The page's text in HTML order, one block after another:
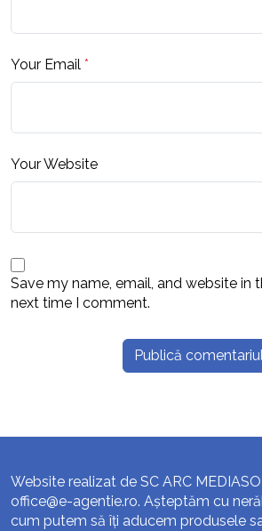
Your Email *
Your Website
Save my name, email, and website in
next time I comment.
Website realizat de SC ARC
office@e-agentie.ro. Așteptăm cu
cum putem să îți aducem produsele